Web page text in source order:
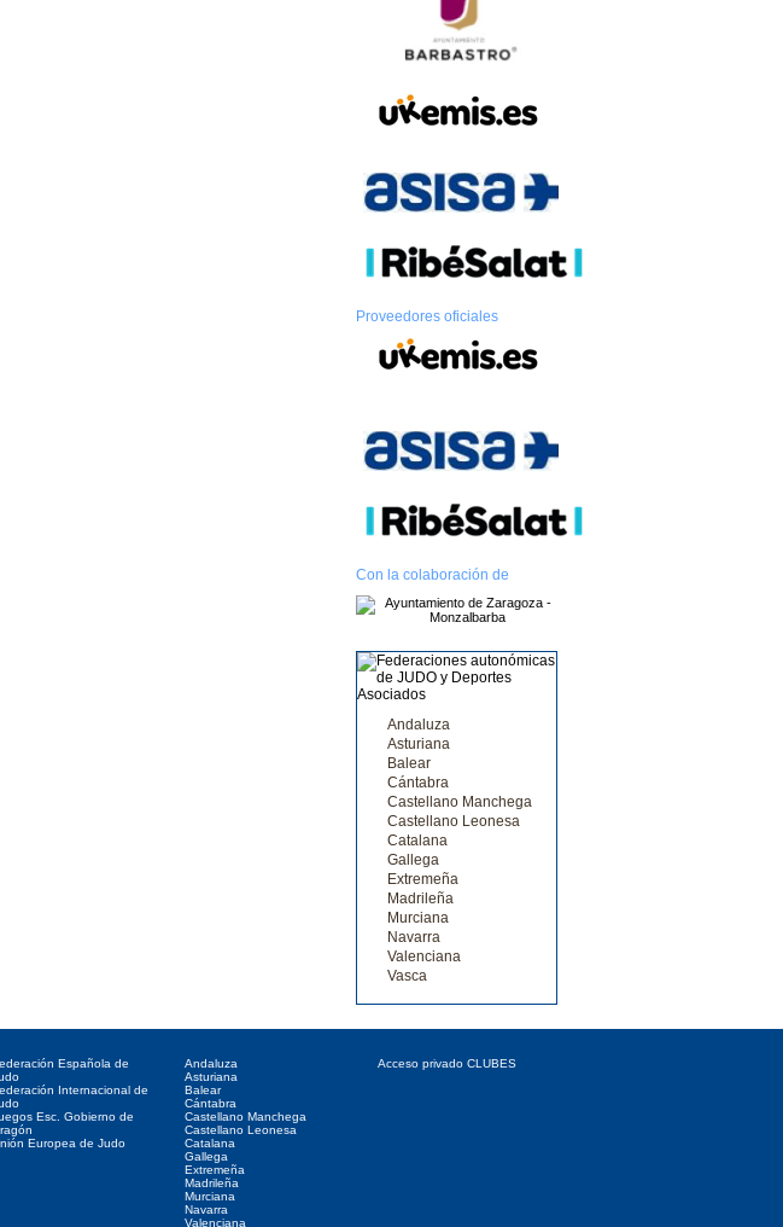
Proveedores oficiales
Con la colaboración de
Andaluza
Asturiana
Balear
Cántabra
Castellano Manchega
Castellano Leonesa
Catalana
Gallega
Extremeña
Madrileña
Murciana
Navarra
Valenciana
Vasca
Española de
Internacional de
Esc. Gobierno de
Europea de Judo
Andaluza
Asturiana
Balear
Cántabra
Castellano Manchega
Castellano Leonesa
Catalana
Gallega
Extremeña
Madrileña
Murciana
Navarra
Valenciana
Acceso privado CLUBES